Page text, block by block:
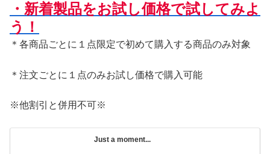
・新着製品をお試し価格で試してみよ
う！
＊各商品ごとに１点限定で初めて購入する商品のみ対象
＊注文ごとに１点のみお試し価格で購入可能
※他割引と併用不可※
Just a moment...